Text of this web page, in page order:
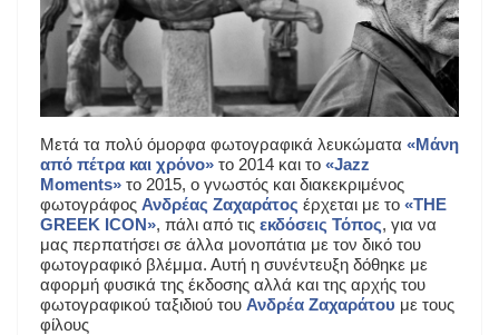
Μετά τα πολύ όμορφα φωτογραφικά λευκώματα «Μάνη
από πέτρα και χρόνο» το 2014 και το «Jazz
Moments» το 2015, ο γνωστός και διακεκριμένος
φωτογράφος Ανδρέας Ζαχαράτος έρχεται με το «THE
GREEK ICON», πάλι από τις εκδόσεις Τόπος, για να
μας περπατήσει σε άλλα μονοπάτια με τον δικό του
φωτογραφικό βλέμμα. Αυτή η συνέντευξη δόθηκε με
αφορμή φυσικά της έκδοσης αλλά και της αρχής του
φωτογραφικού ταξιδιού του Ανδρέα Ζαχαράτου με τους
φίλους